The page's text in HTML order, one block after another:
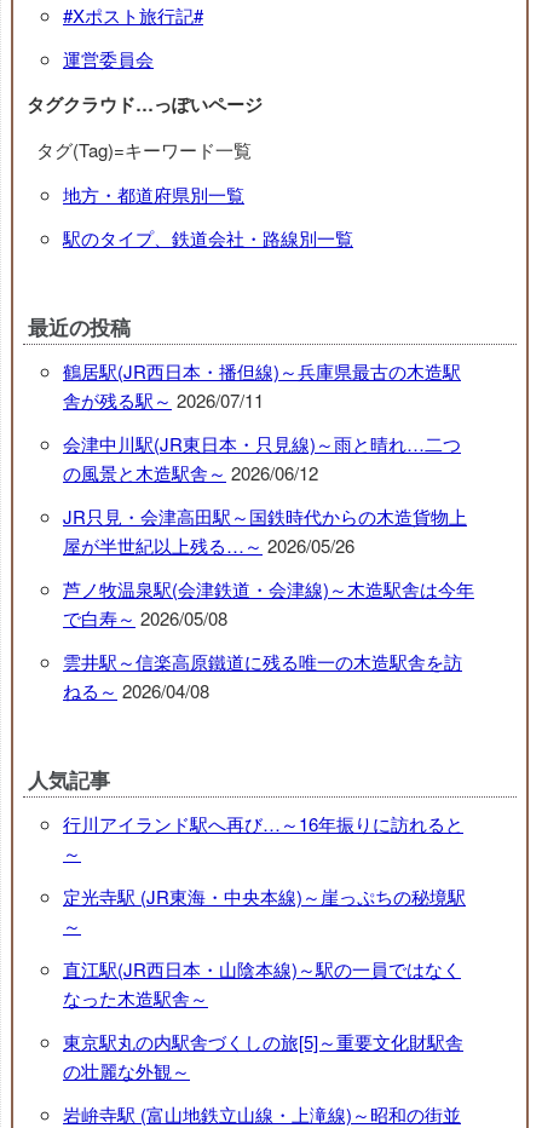
#Xポスト旅行記#
運営委員会
タグクラウド…っぽいページ
タグ(Tag)=キーワード一覧
地方・都道府県別一覧
駅のタイプ、鉄道会社・路線別一覧
最近の投稿
鶴居駅(JR西日本・播但線)～兵庫県最古の木造駅
舎が残る駅～ 2026/07/11
会津中川駅(JR東日本・只見線)～雨と晴れ…二つ
の風景と木造駅舎～ 2026/06/12
JR只見・会津高田駅～国鉄時代からの木造貨物上
屋が半世紀以上残る…～ 2026/05/26
芦ノ牧温泉駅(会津鉄道・会津線)～木造駅舎は今年
で白寿～ 2026/05/08
雲井駅～信楽高原鐵道に残る唯一の木造駅舎を訪
ねる～ 2026/04/08
人気記事
行川アイランド駅へ再び…～16年振りに訪れると
～
定光寺駅 (JR東海・中央本線)～崖っぷちの秘境駅
～
直江駅(JR西日本・山陰本線)～駅の一員ではなく
なった木造駅舎～
東京駅丸の内駅舎づくしの旅[5]～重要文化財駅舎
の壮麗な外観～
岩峅寺駅 (富山地鉄立山線・上滝線)～昭和の街並